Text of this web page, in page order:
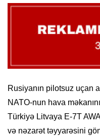
Rusiyanın pilotsuz uçan
NATO-nun hava
Türkiyə Litvaya E-7T
və nəzarət təyyarəsini